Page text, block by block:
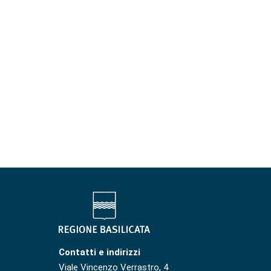
Contatti e indirizzi
Viale Vincenzo Verrastro, 4